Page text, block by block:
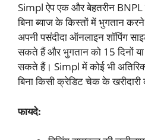
Simpl ऐप एक और बेहतरीन BNPL
बिना ब्याज के किस्तों में भुगतान
अपनी पसंदीदा ऑनलाइन शॉपिंग
सकते हैं और भुगतान को 15 दिनों
सकते हैं। Simpl में कोई भी
बिना किसी क्रेडिट चेक के
फायदे: